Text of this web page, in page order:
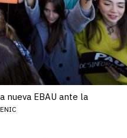
nueva EBAU ante la